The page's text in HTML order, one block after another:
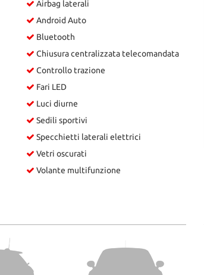
Airbag laterali
Android Auto
Bluetooth
Chiusura centralizzata telecomandata
Controllo trazione
Fari LED
Luci diurne
Sedili sportivi
Specchietti laterali elettrici
Vetri oscurati
Volante multifunzione